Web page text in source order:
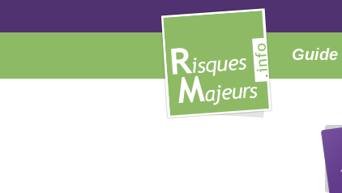
Guide